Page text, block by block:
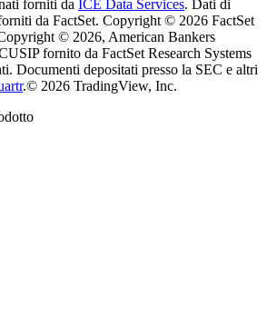
forniti da ICE Data Services. Dati di
da FactSet. Copyright © 2026 FactSet
© 2026, American Bankers
fornito da FactSet Research Systems
Documenti depositati presso la SEC e altri
.© 2026 TradingView, Inc.